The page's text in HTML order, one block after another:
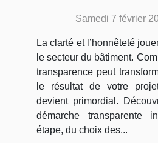
Samedi 7 février
La clarté et l’honnêteté
le secteur du bâtiment.
transparence peut
le résultat de votre
devient primordial.
démarche transparente
étape, du choix des...